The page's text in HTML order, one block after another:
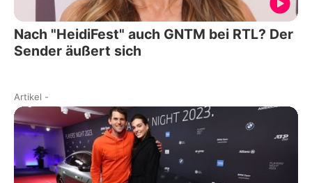
Nach "HeidiFest" auch GNTM bei RTL? Der
Sender äußert sich
Artikel -